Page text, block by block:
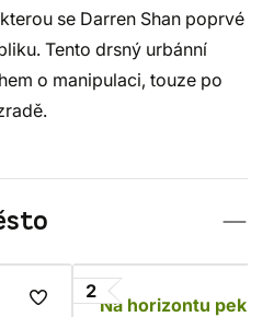
se Darren Shan poprvé
Tento drsný urbánní
o manipulaci, touze po
2
Na horizontu pekla